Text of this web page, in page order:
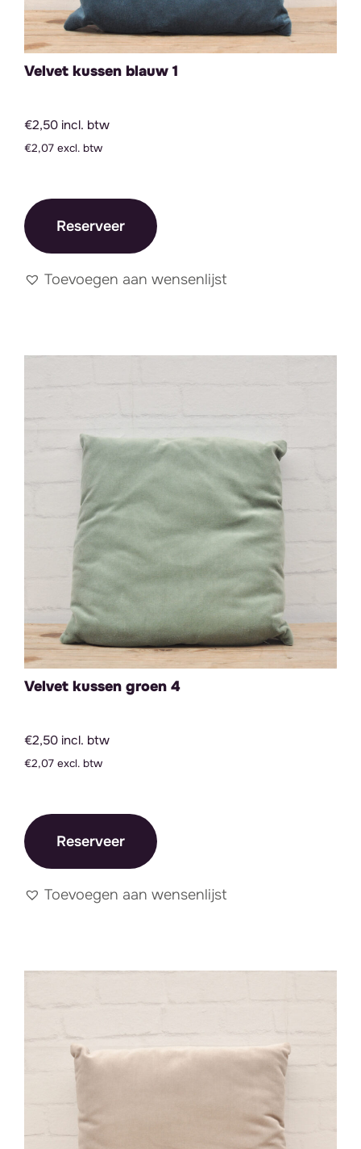
Velvet kussen blauw 1
€2,50 incl. btw
€2,07 excl. btw
Reserveer
Toevoegen aan wensenlijst
Velvet kussen groen 4
€2,50 incl. btw
€2,07 excl. btw
Reserveer
Toevoegen aan wensenlijst